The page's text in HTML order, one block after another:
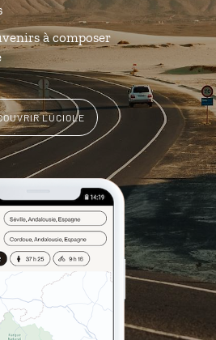
à composer
LUCIOLE